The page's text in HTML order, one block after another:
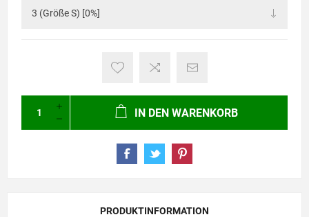
IN DEN WARENKORB
PRODUKTINFORMATION